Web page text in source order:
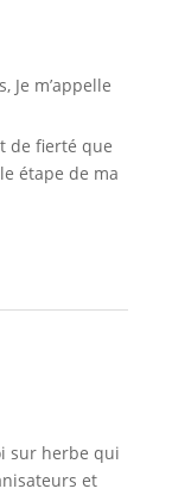
Je m’appelle
de fierté que
étape de ma
sur herbe qui
et